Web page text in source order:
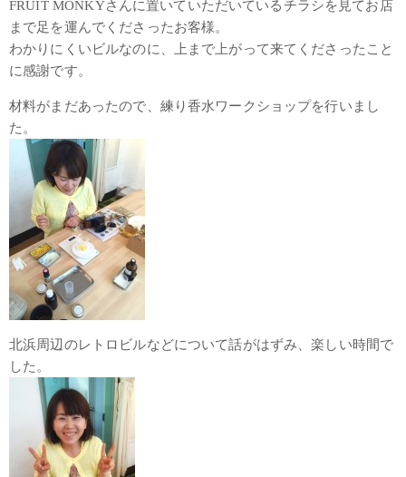
FRUIT MONKYさんに置いていただいているチラシを見てお店
まで足を運んでくださったお客様。
わかりにくいビルなのに、上まで上がって来てくださったこと
に感謝です。
材料がまだあったので、練り香水ワークショップを行いまし
た。
北浜周辺のレトロビルなどについて話がはずみ、楽しい時間で
した。